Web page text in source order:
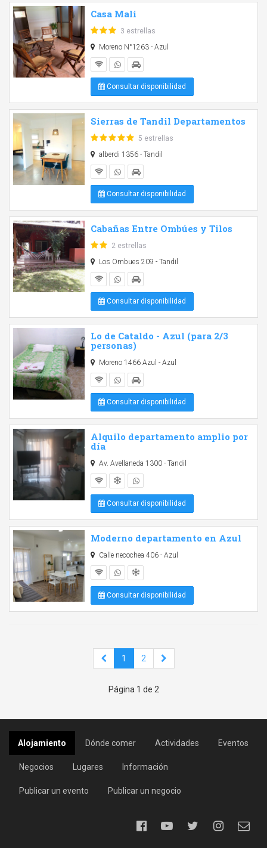
Casa Mali
3 estrellas
Moreno N°1263 - Azul
Consultar disponibilidad
Sierras de Tandil Departamentos
5 estrellas
alberdi 1356 - Tandil
Consultar disponibilidad
Cabañas Entre Ombúes y Tilos
2 estrellas
Los Ombues 209 - Tandil
Consultar disponibilidad
Lo de Cataldo - Azul (para 2/3
personas)
Moreno 1466 Azul - Azul
Consultar disponibilidad
Alquilo departamento amplio por
día
Av. Avellaneda 1300 - Tandil
Consultar disponibilidad
Moderno departamento en Azul
Calle necochea 406 - Azul
Consultar disponibilidad
1 2
Página 1 de 2
Alojamiento Dónde comer Actividades Eventos
Negocios Lugares Información
Publicar un evento Publicar un negocio